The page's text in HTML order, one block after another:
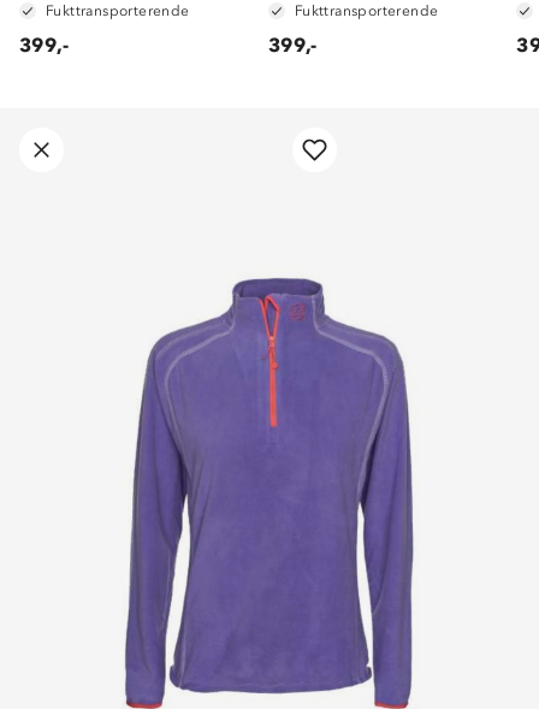
Fukttransporterende
399,-
Fukttransporterende
399,-